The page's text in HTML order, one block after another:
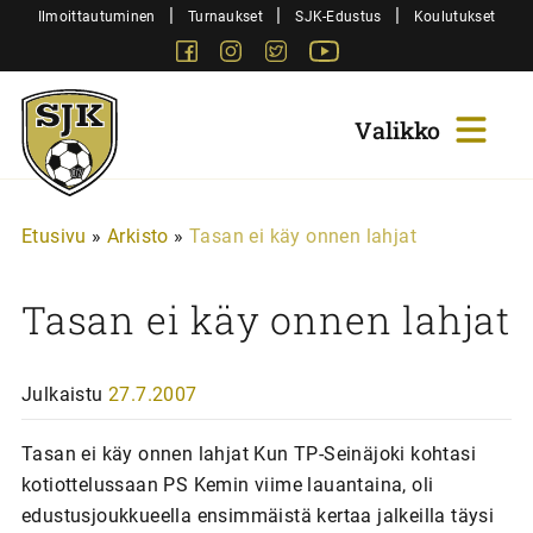
SiirryIlmoittautuminen | Turnaukset | SJK-Edustus | Koulutukset
FacebookInstagram
Twitter
Sjk-
Juniorit
Etusivu » Arkisto » Tasan ei käy onnen lahjat
Tasan ei käy onnen lahjat
Julkaistu 27.7.2007
Tasan ei käy onnen lahjat Kun TP-Seinäjoki kohtasi
kotiottelussaan PS Kemin viime lauantaina, oli
edustusjoukkueella ensimmäistä kertaa jalkeilla täysi